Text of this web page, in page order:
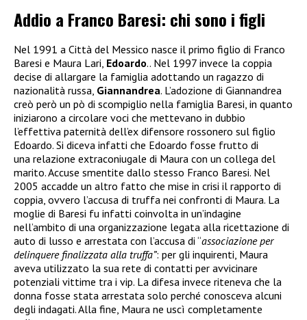
Addio a Franco Baresi: chi sono i figli
Nel 1991 a Città del Messico nasce il primo figlio di Franco
Baresi e Maura Lari, Edoardo.. Nel 1997 invece la coppia
decise di allargare la famiglia adottando un ragazzo di
nazionalità russa, Giannandrea. L’adozione di Giannandrea
creò però un pò di scompiglio nella famiglia Baresi, in quanto
iniziarono a circolare voci che mettevano in dubbio
l’effettiva paternità dell’ex difensore rossonero sul figlio
Edoardo. Si diceva infatti che Edoardo fosse frutto di
una relazione extraconiugale di Maura con un collega del
marito. Accuse smentite dallo stesso Franco Baresi. Nel
2005 accadde un altro fatto che mise in crisi il rapporto di
coppia, ovvero l’accusa di truffa nei confronti di Maura. La
moglie di Baresi fu infatti coinvolta in un’indagine
nell’ambito di una organizzazione legata alla ricettazione di
auto di lusso e arrestata con l’accusa di “associazione per
delinquere finalizzata alla truffa”: per gli inquirenti, Maura
aveva utilizzato la sua rete di contatti per avvicinare
potenziali vittime tra i vip. La difesa invece riteneva che la
donna fosse stata arrestata solo perché conosceva alcuni
degli indagati. Alla fine, Maura ne uscì completamente